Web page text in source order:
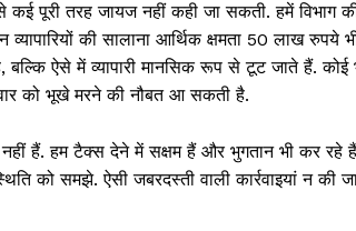
सिर्फ सच !!!
कई पूरी तरह जायज नहीं कही जा सकती. हमें विभाग
व्यापारियों की सालाना आर्थिक क्षमता 50 लाख
ऐसे में व्यापारी मानसिक रूप से टूट जाते हैं.
को भूखे मरने की नौबत आ सकती है.
नहीं हैं. हम टैक्स देने में सक्षम हैं और भुगतान भी कर
को समझे. ऐसी जबरदस्ती वाली कार्रवाइयां न की